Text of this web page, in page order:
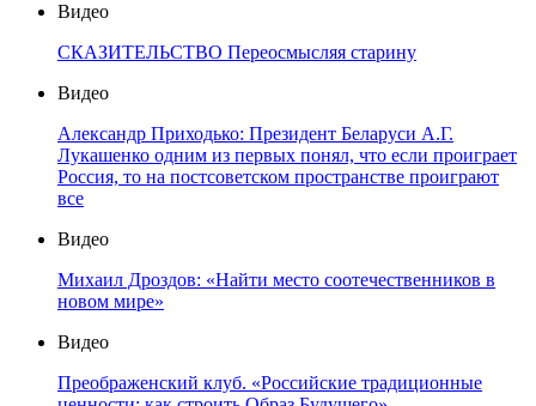
Видео
СКАЗИТЕЛЬСТВО Переосмысляя старину
Видео
Александр Приходько: Президент Беларуси А.Г.
Лукашенко одним из первых понял, что если проиграет
Россия, то на постсоветском пространстве проиграют
все
Видео
Михаил Дроздов: «Найти место соотечественников в
новом мире»
Видео
Преображенский клуб. «Российские традиционные